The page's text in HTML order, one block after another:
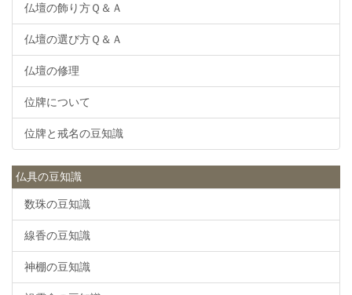
仏壇の飾り方Ｑ＆Ａ
仏壇の選び方Ｑ＆Ａ
仏壇の修理
位牌について
位牌と戒名の豆知識
仏具の豆知識
数珠の豆知識
線香の豆知識
神棚の豆知識